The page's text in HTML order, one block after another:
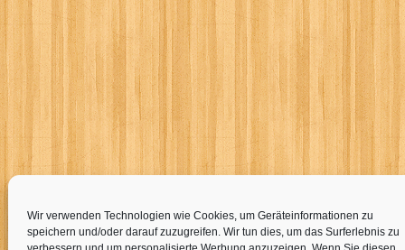
Wir verwenden Technologien wie Cookies, um Geräteinformationen zu
speichern und/oder darauf zuzugreifen. Wir tun dies, um das Surferlebnis zu